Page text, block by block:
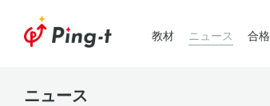
教材 ニュース 合
ニュース